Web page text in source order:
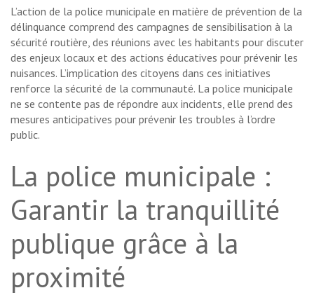
L’action de la police municipale en matière de prévention de la
délinquance comprend des campagnes de sensibilisation à la
sécurité routière, des réunions avec les habitants pour discuter
des enjeux locaux et des actions éducatives pour prévenir les
nuisances. L’implication des citoyens dans ces initiatives
renforce la sécurité de la communauté. La police municipale
ne se contente pas de répondre aux incidents, elle prend des
mesures anticipatives pour prévenir les troubles à l’ordre
public.
La police municipale :
Garantir la tranquillité
publique grâce à la
proximité